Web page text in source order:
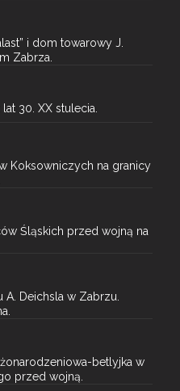
i dom towarowy J.
Zabrza.
30. XX stulecia.
Koksowniczych na granicy
Śląskich przed wojną na
A. Deichsla w Zabrzu.
betlyjka w
przed wojną.